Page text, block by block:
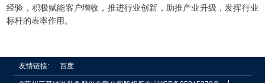
经验，积极赋能客户增收，推进行业创新，助推产业升级，发挥行业
标杆的表率作用。
友情链接: 百度